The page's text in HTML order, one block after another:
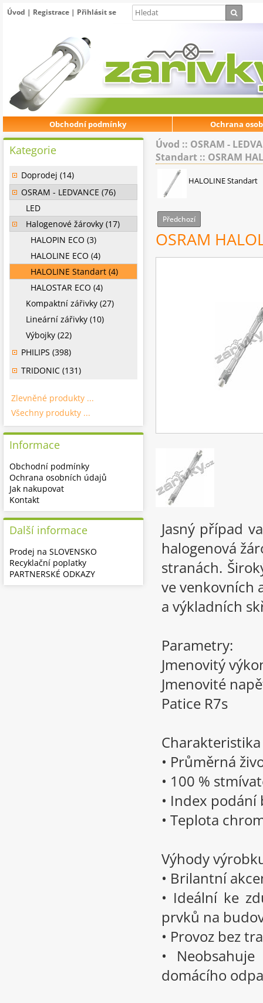
Úvod | Registrace | Přihlásit se
Obchodní podmínky Ochrana
Úvod :: OSRAM -
Standart :: OSRAM
HALOLINE Standart
Předchozí
OSRAM
Jasný případ
halogenová
stranách.
ve venkovních
a výkladních
Parametry:
Jmenovitý
Jmenovité
Patice R7s
• Průměrná
• 100 %
• Index podání
• Teplota
Výhody
• Brilantní
• Ideální ke
prvků na
• Provoz bez
•
domácího
Kategorie
Doprodej (14)
OSRAM - LEDVANCE (76)
LED
Halogenové žárovky (17)
HALOPIN ECO (3)
HALOLINE ECO (4)
HALOLINE Standart (4)
HALOSTAR ECO (4)
Kompaktní zářivky (27)
Lineární zářivky (10)
Výbojky (22)
PHILIPS (398)
TRIDONIC (131)
Zlevněné produkty ...
Všechny produkty ...
Informace
Obchodní podmínky
Ochrana osobních údajů
Jak nakupovat
Kontakt
Další informace
Prodej na SLOVENSKO
Recyklační poplatky
PARTNERSKÉ ODKAZY